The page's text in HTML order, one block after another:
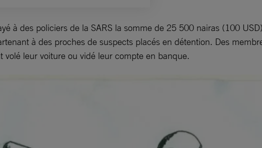
à des policiers de la SARS la somme de 25 500 nairas (100
à des proches de suspects placés en détention. Des
volé leur voiture ou vidé leur compte en banque.